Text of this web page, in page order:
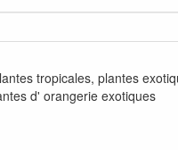
tropicales, plantes
d' orangerie exotiques